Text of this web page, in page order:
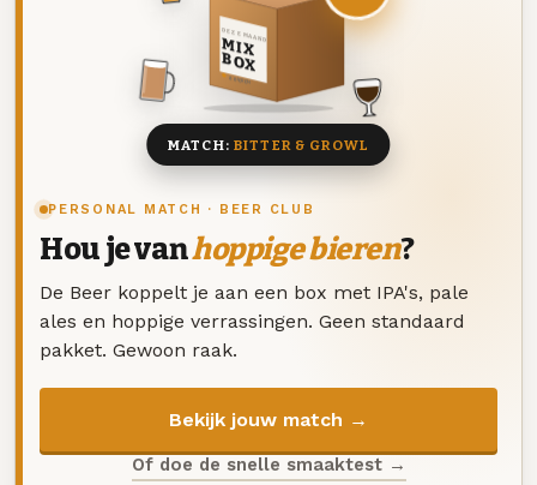
PERSONAL MATCH · BEER CLUB
Hou je vanhoppige bieren?
De Beer koppelt je aan een box met IPA's, pale
ales en hoppige verrassingen. Geen standaard
pakket. Gewoon raak.
Bekijk jouw match →
Of doe de snelle smaaktest →
DEZE MAAND
MIX
BOX
8 BIEREN
MATCH: BITTER & GROWL